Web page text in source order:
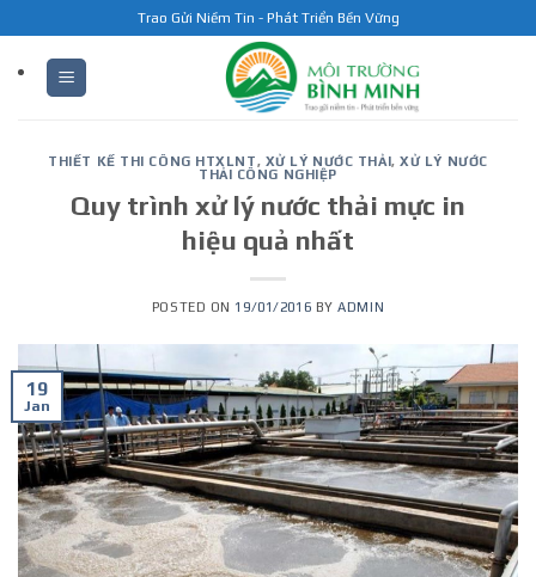
to
content
Trao Gửi Niềm Tin - Phát Triển Bền Vững
THIẾT KẾ THI CÔNG HTXLNT, XỬ LÝ NƯỚC THẢI,XỬ LÝ NƯỚC
THẢI CÔNG NGHIỆP
Quy trình xử lý nước thải mực in
hiệu quả nhất
POSTED ON 19/01/2016 BYADMIN
19
Jan